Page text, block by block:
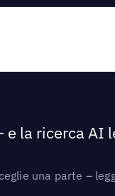
e la ricerca AI
una parte –